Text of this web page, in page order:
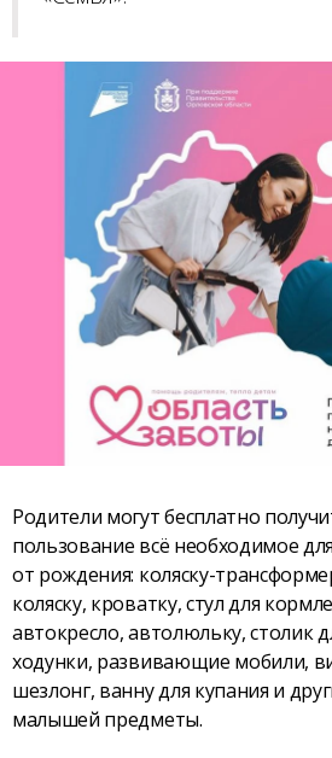
Родители могут бесплатно
пользование всё необходимое
от рождения: коляску-
коляску, кроватку, стул для
автокресло, автолюльку, столик
ходунки, развивающие мобили,
шезлонг, ванну для купания и
малышей предметы.